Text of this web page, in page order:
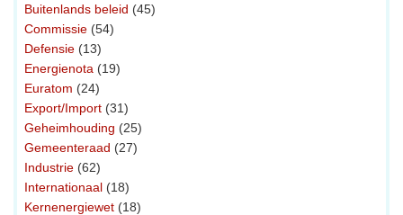
Buitenlands beleid (45)
Commissie (54)
Defensie (13)
Energienota (19)
Euratom (24)
Export/Import (31)
Geheimhouding (25)
Gemeenteraad (27)
Industrie (62)
Internationaal (18)
Kernenergiewet (18)